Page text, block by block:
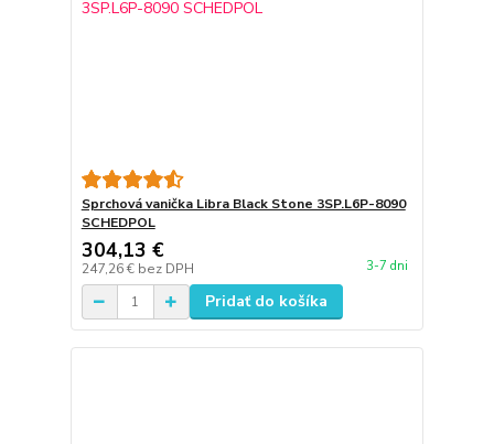
Sprchová vanička Libra Black Stone 3SP.L6P-8090
SCHEDPOL
304,13 €
247,26 € bez DPH 3-7 dni
Pridať do košíka